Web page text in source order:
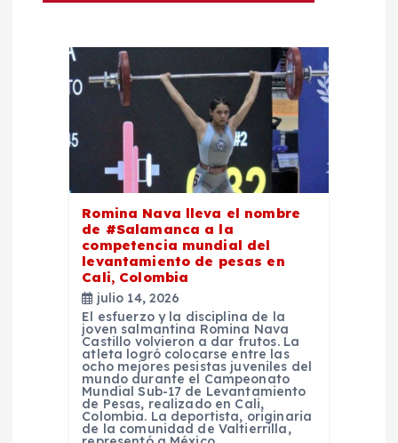
Romina Nava lleva el nombre
de #Salamanca a la
competencia mundial del
levantamiento de pesas en
Cali, Colombia
julio 14, 2026
El esfuerzo y la disciplina de la
joven salmantina Romina Nava
Castillo volvieron a dar frutos. La
atleta logró colocarse entre las
ocho mejores pesistas juveniles del
mundo durante el Campeonato
Mundial Sub-17 de Levantamiento
de Pesas, realizado en Cali,
Colombia. La deportista, originaria
de la comunidad de Valtierrilla,